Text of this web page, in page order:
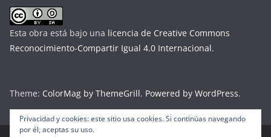
Esta obra está bajo una licencia de Creative Commons
Reconocimiento-Compartir Igual 4.0 Internacional.
Theme: ColorMag by ThemeGrill. Powered by WordPress.
Privacidad y cookies: este sitio usa cookies. Si continúas navegando
por él, aceptas su uso.